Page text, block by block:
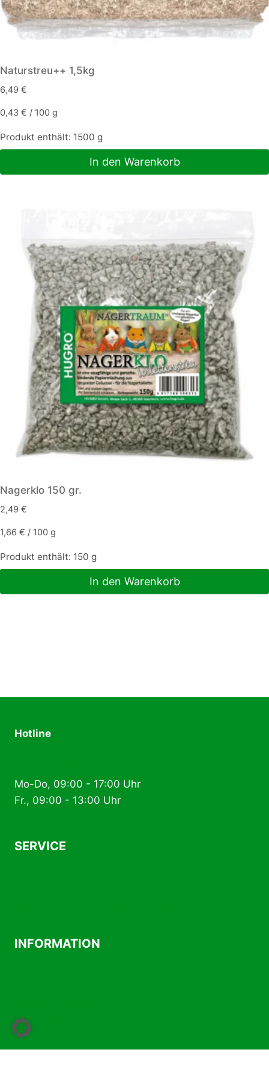
Naturstreu++ 1,5kg
6,49 €
0,43 € / 100 g
Produkt enthält: 1500 g
In den Warenkorb
Nagerklo 150 gr.
2,49 €
1,66 € / 100 g
Produkt enthält: 150 g
In den Warenkorb
Hotline
Mo-Do, 09:00 - 17:00 Uhr
Fr., 09:00 - 13:00 Uhr
SERVICE
INFORMATION
Widerrufsrecht